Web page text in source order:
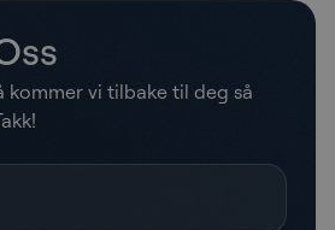
kommer vi tilbake til deg så